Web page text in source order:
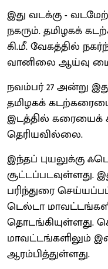
இது வடக்கு -
நகரும். தமிழகக்
கி.மீ. வேகத்தில்
வானிலை ஆய்வு
நவம்பர் 27 அன்று
தமிழகக்
இடத்தில் கரையைக்
தெரியவில்லை.
இந்தப் புயலுக்கு
சூட்டப்படவுள்ளது.
பரிந்துரை
டெல்டா
தொடங்கியுள்ளது.
மாவட்டங்களிலும்
ஆரம்பித்துள்ளது.